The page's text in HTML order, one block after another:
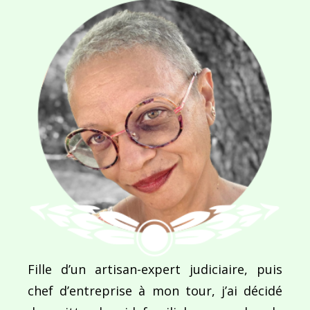
Navigation
l’article
Épisode 20 – Jour 5 : Super Spéciale Wonder
Fille d’un artisan-expert judiciaire, puis
chef d’entreprise à mon tour, j’ai décidé